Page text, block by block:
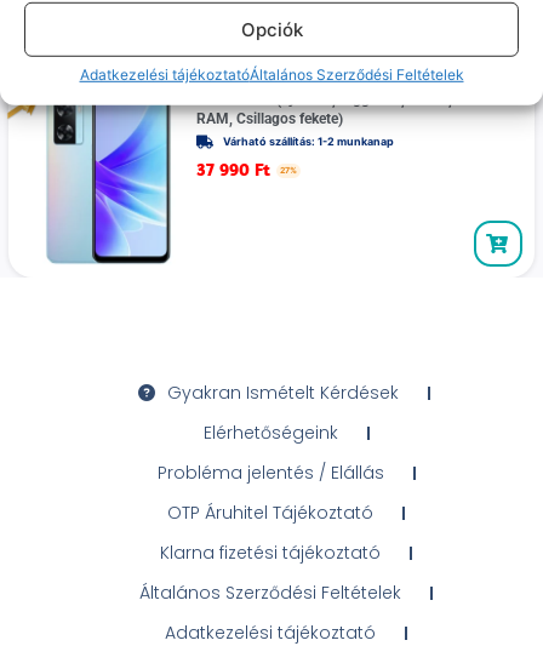
Opciók
Adatkezelési tájékoztatóÁltalános Szerződési Feltételek
RAM, Csillagos fekete)
Várható szállítás: 1-2 munkanap
37 990 Ft 27%
Gyakran Ismételt Kérdések
Elérhetőségeink
Probléma jelentés / Elállás
OTP Áruhitel Tájékoztató
Klarna fizetési tájékoztató
Általános Szerződési Feltételek
Adatkezelési tájékoztató